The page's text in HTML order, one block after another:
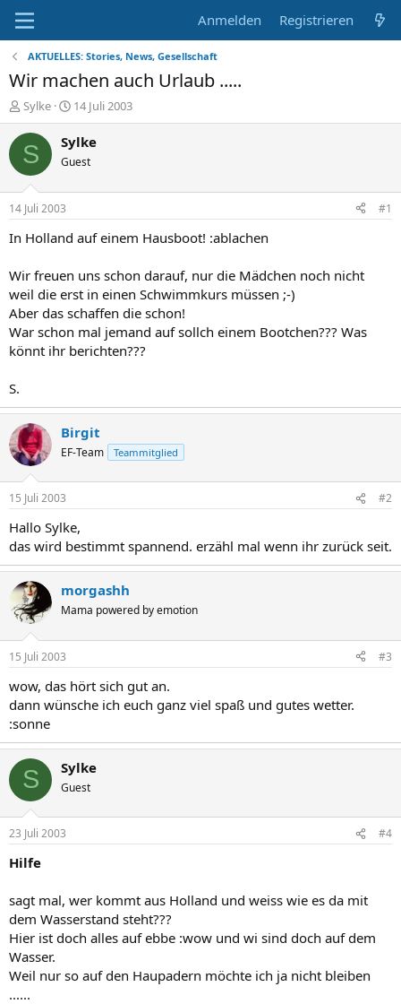
Anmelden Registrieren
AKTUELLES: Stories, News, Gesellschaft
Wir machen auch Urlaub .....
E
r
s
t
e
r
Sylke
E
r
s
t
e
t
a
14 Juli 2003
S Sylke
Guest
14 Juli 2003 #1
In Holland auf einem Hausboot! :ablachen
Wir freuen uns schon darauf, nur die Mädchen noch nicht
weil die erst in einen Schwimmkurs müssen ;-)
Aber das schaffen die schon!
War schon mal jemand auf sollch einem Bootchen??? Was
könnt ihr berichten???
S.
Birgit
EF-Team Teammitglied
15 Juli 2003 #2
Hallo Sylke,
das wird bestimmt spannend. erzähl mal wenn ihr zurück seit.
morgashh
Mama powered by emotion
15 Juli 2003 #3
wow, das hört sich gut an.
dann wünsche ich euch ganz viel spaß und gutes wetter.
:sonne
S Sylke
Guest
23 Juli 2003 #4
Hilfe
sagt mal, wer kommt aus Holland und weiss wie es da mit
dem Wasserstand steht???
Hier ist doch alles auf ebbe :wow und wi sind doch auf dem
Wasser.
Weil nur so auf den Haupadern möchte ich ja nicht bleiben
......